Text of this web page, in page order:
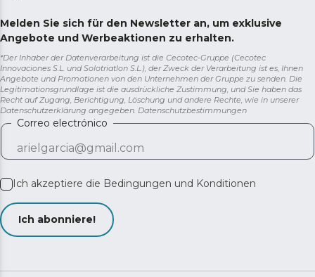
Melden Sie sich für den Newsletter an, um exklusive
Angebote und Werbeaktionen zu erhalten.
*Der Inhaber der Datenverarbeitung ist die Cecotec-Gruppe (Cecotec
Innovaciones S.L. und Solotriatlon S.L.), der Zweck der Verarbeitung ist es, Ihnen
Angebote und Promotionen von den Unternehmen der Gruppe zu senden. Die
Legitimationsgrundlage ist die ausdrückliche Zustimmung, und Sie haben das
Recht auf Zugang, Berichtigung, Löschung und andere Rechte, wie in unserer
Datenschutzerklärung angegeben. Datenschutzbestimmungen
Correo electrónico
Ich akzeptiere die Bedingungen und Konditionen
Ich abonniere!